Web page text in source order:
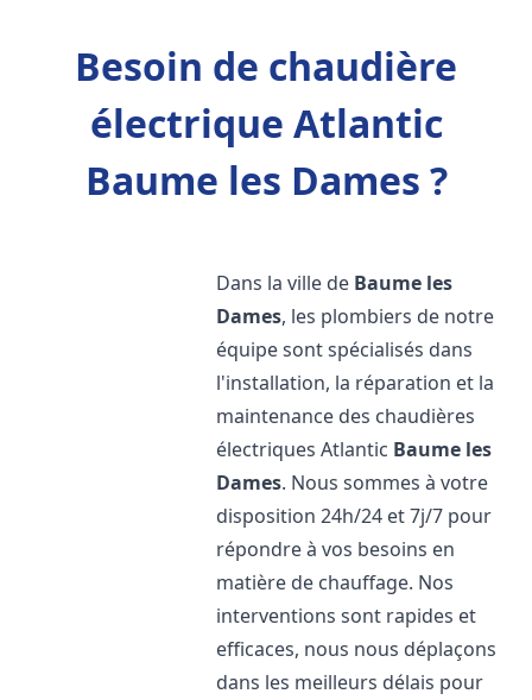
Besoin de chaudière
électrique Atlantic
Baume les Dames ?
Dans la ville de Baume les
Dames, les plombiers de notre
équipe sont spécialisés dans
l'installation, la réparation et la
maintenance des chaudières
électriques Atlantic Baume les
Dames. Nous sommes à votre
disposition 24h/24 et 7j/7 pour
répondre à vos besoins en
matière de chauffage. Nos
interventions sont rapides et
efficaces, nous nous déplaçons
dans les meilleurs délais pour